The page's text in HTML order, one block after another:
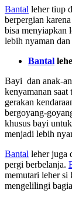
Bantal leher tiup
berpergian
bisa menyiapkan
lebih nyaman
Bantal
Bayi dan anak-
kenyamanan
gerakan
bergoyang-
khusus bayi
menjadi lebih
Bantal leher juga
pergi berbelanja.
memutari leher si
mengelilingi